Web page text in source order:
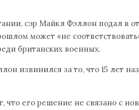
сэр Майкл Фэллон подал в
может «не
британских военных.
извинился за то, что 15 лет
что его решение не связано с